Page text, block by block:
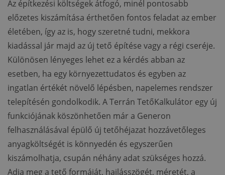
Az építkezési költségek átfogó, minél pontosabb
előzetes kiszámítása érthetően fontos feladat az ember
életében, így az is, hogy szeretné tudni, mekkora
kiadással jár majd az új tető építése vagy a régi cseréje.
Különösen lényeges lehet ez a kérdés abban az
esetben, ha egy környezettudatos és egyben az
ingatlan értékét növelő lépésben, napelemes rendszer
telepítésén gondolkodik. A Terrán TetőKalkulátor egy új
funkciójának köszönhetően már a Generon
felhasználásával épülő új tetőhéjazat hozzávetőleges
anyagköltségét is könnyedén és egyszerűen
kiszámolhatja, csupán néhány adat szükséges hozzá.
Adja meg a tető formáját, hajlásszögét, méretét, a